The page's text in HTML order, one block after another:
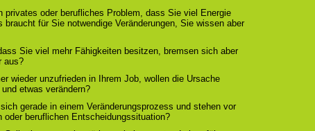
privates oder berufliches Problem, dass Sie viel Energie
braucht für Sie notwendige Veränderungen, Sie wissen aber
Sie viel mehr Fähigkeiten besitzen, bremsen sich aber
aus?
wieder unzufrieden in Ihrem Job, wollen die Ursache
und etwas verändern?
gerade in einem Veränderungsprozess und stehen vor
oder beruflichen Entscheidungssituation?